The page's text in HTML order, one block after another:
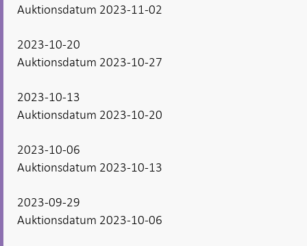
Auktionsdatum 2023-11-02
2023-10-20
Auktionsdatum 2023-10-27
2023-10-13
Auktionsdatum 2023-10-20
2023-10-06
Auktionsdatum 2023-10-13
2023-09-29
Auktionsdatum 2023-10-06